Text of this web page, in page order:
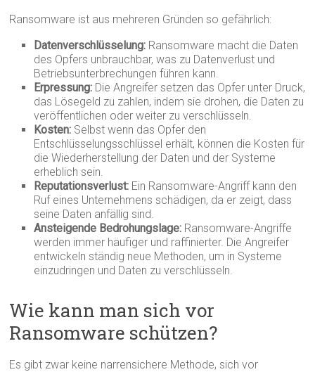
Ransomware ist aus mehreren Gründen so gefährlich:
Datenverschlüsselung: Ransomware macht die Daten
des Opfers unbrauchbar, was zu Datenverlust und
Betriebsunterbrechungen führen kann.
Erpressung: Die Angreifer setzen das Opfer unter Druck,
das Lösegeld zu zahlen, indem sie drohen, die Daten zu
veröffentlichen oder weiter zu verschlüsseln.
Kosten: Selbst wenn das Opfer den
Entschlüsselungsschlüssel erhält, können die Kosten für
die Wiederherstellung der Daten und der Systeme
erheblich sein.
Reputationsverlust: Ein Ransomware-Angriff kann den
Ruf eines Unternehmens schädigen, da er zeigt, dass
seine Daten anfällig sind.
Ansteigende Bedrohungslage: Ransomware-Angriffe
werden immer häufiger und raffinierter. Die Angreifer
entwickeln ständig neue Methoden, um in Systeme
einzudringen und Daten zu verschlüsseln.
Wie kann man sich vor
Ransomware schützen?
Es gibt zwar keine narrensichere Methode, sich vor